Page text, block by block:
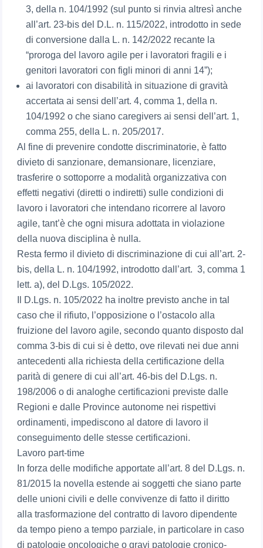
3, della n. 104/1992 (sul punto si rinvia altresì anche
all’art. 23-bis del D.L. n. 115/2022, introdotto in sede
di conversione dalla L. n. 142/2022 recante la
“proroga del lavoro agile per i lavoratori fragili e i
genitori lavoratori con figli minori di anni 14”);
ai lavoratori con disabilità in situazione di gravità
accertata ai sensi dell’art. 4, comma 1, della n.
104/1992 o che siano caregivers ai sensi dell’art. 1,
comma 255, della L. n. 205/2017.
Al fine di prevenire condotte discriminatorie, è fatto
divieto di sanzionare, demansionare, licenziare,
trasferire o sottoporre a modalità organizzativa con
effetti negativi (diretti o indiretti) sulle condizioni di
lavoro i lavoratori che intendano ricorrere al lavoro
agile, tant’è che ogni misura adottata in violazione
della nuova disciplina è nulla.
Resta fermo il divieto di discriminazione di cui all’art. 2-
bis, della L. n. 104/1992, introdotto dall’art. 3, comma 1
lett. a), del D.Lgs. 105/2022.
Il D.Lgs. n. 105/2022 ha inoltre previsto anche in tal
caso che il rifiuto, l’opposizione o l’ostacolo alla
fruizione del lavoro agile, secondo quanto disposto dal
comma 3-bis di cui si è detto, ove rilevati nei due anni
antecedenti alla richiesta della certificazione della
parità di genere di cui all’art. 46-bis del D.Lgs. n.
198/2006 o di analoghe certificazioni previste dalle
Regioni e dalle Province autonome nei rispettivi
ordinamenti, impediscono al datore di lavoro il
conseguimento delle stesse certificazioni.
Lavoro part-time
In forza delle modifiche apportate all’art. 8 del D.Lgs. n.
81/2015 la novella estende ai soggetti che siano parte
delle unioni civili e delle convivenze di fatto il diritto
alla trasformazione del contratto di lavoro dipendente
da tempo pieno a tempo parziale, in particolare in caso
di patologie oncologiche o gravi patologie cronico-